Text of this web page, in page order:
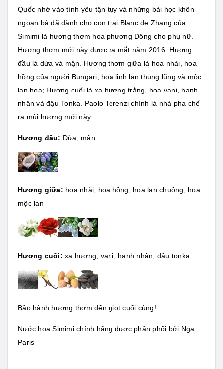
Quốc nhờ vào tình yêu tận tụy và những bài học khôn
ngoan bà đã dành cho con trai.Blanc de Zhang của
Simimi là hương thơm hoa phương Đông cho phụ nữ.
Hương thơm mới này được ra mắt năm 2016. Hương
đầu là dừa và mận. Hương thơm giữa là hoa nhài, hoa
hồng của người Bungari, hoa linh lan thung lũng và mộc
lan hoa; Hương cuối là xạ hương trắng, hoa vani, hạnh
nhân và đậu Tonka. Paolo Terenzi chính là nhà pha chế
ra mùi hương mới này.
Hương đầu: Dừa, mận
Hương giữa: hoa nhài, hoa hồng, hoa lan chuông, hoa
mộc lan
Hương cuối: xạ hương, vani, hạnh nhân, đậu tonka
Bảo hành hương thơm đến giọt cuối cùng!
Nước hoa Simimichính hãng được phân phối bởi Nga
Paris